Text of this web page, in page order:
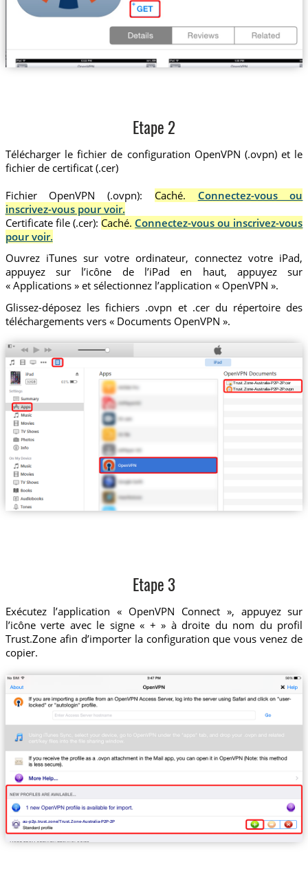
Etape 2
Télécharger le fichier de configuration OpenVPN (.ovpn) et le
fichier de certificat (.cer)
Fichier OpenVPN (.ovpn):
Caché. Connectez-vous ou
inscrivez-vous pour voir.
Certificate file (.cer): Caché. Connectez-vous ou inscrivez-vous
pour voir.
Ouvrez iTunes sur votre ordinateur, connectez votre iPad,
appuyez sur l’icône de l’iPad en haut, appuyez sur
« Applications » et sélectionnez l’application « OpenVPN ».
Glissez-déposez les fichiers .ovpn et .cer du répertoire des
téléchargements vers « Documents OpenVPN ».
Trust.Zone-Australia-P2P-2P.cer
Trust.Zone-Australia-P2P-2P.ovpn
Etape 3
Exécutez l’application « OpenVPN Connect », appuyez sur
l’icône verte avec le signe « + » à droite du nom du profil
Trust.Zone afin d’importer la configuration que vous venez de
copier.
au-p2p.trust.zone/Trust.Zone-Australia-P2P-2P